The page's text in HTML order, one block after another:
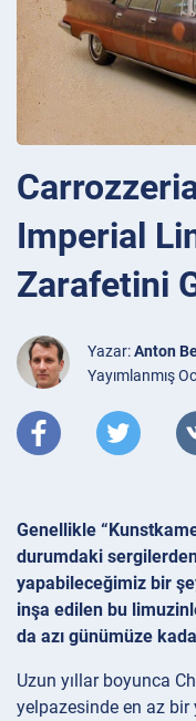
Imperial
Zarafetini
Yazar:Anton
Yayımlanmış
Genellikle
durumdaki
yapabileceğimiz bir
inşa edilen bu
da azı günümüze
Uzun yıllar boyunca
yelpazesinde en az bir